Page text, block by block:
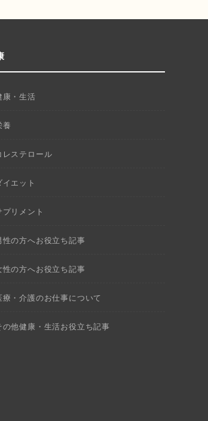
康・生活
養
レステロール
イエット
プリメント
性の方へお役立ち記事
性の方へお役立ち記事
療・介護のお仕事について
の他健康・生活お役立ち記事